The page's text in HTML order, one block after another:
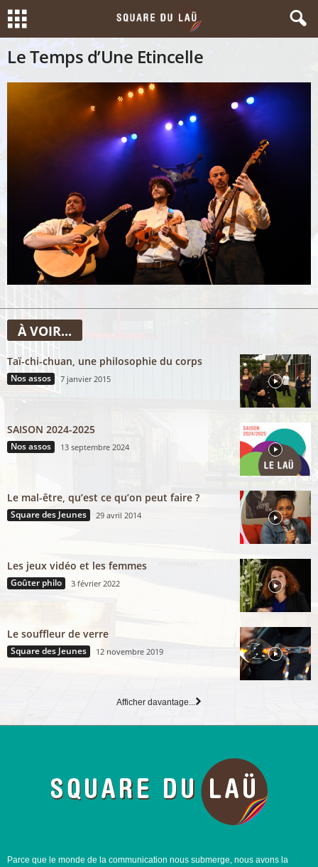
Le Temps d’Une Etincelle
À VOIR...
Taï-chi-chuan, une philosophie du corps
Nos assos 7 janvier 2015
SAISON 2024-2025
Nos assos 13 septembre 2024
Le mal-être, qu’est ce qu’on peut faire ?
Square des Jeunes 29 avril 2014
Les jeux vidéo et les femmes
Goûter philo 3 février 2022
Le souffleur de verre
Square des Jeunes 12 novembre 2019
Afficher davantage...
Parce que le monde de la communication nous submerge, nous avons la